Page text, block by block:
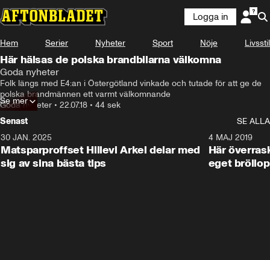
Logga in
Hem Serier Nyheter Sport Nöje Livsstil
Här hälsas de polska brandbilarna välkomna
Goda nyheter
Folk längs med E4:an i Östergötland vinkade och tutade för att ge de
polska brandmännen ett varmt välkomnande
Goda nyheter • 22.07.18 • 44 sek
Se mer
Senast
SE ALLA
30 JAN. 2025
Matsparproffset Hillevi Arkel delar med
sig av sina bästa tips
4 MAJ 2019
Här
eget bröllop